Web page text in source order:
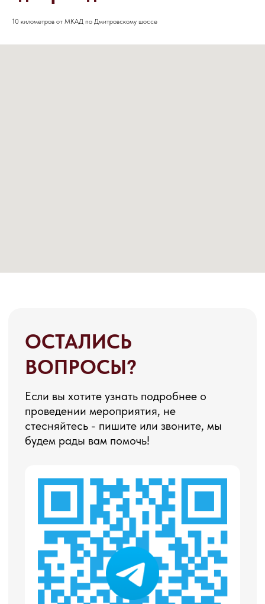
10 километров от МКАД по Дмитровскому шоссе